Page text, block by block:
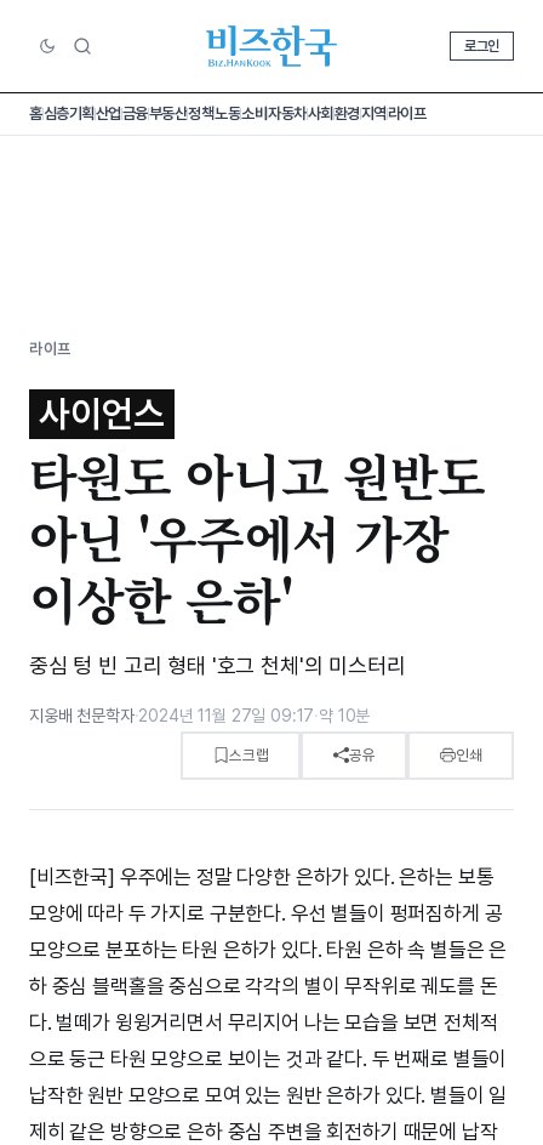
로그인
홈심층기획산업금융부동산정책노동소비 자동차사회환경지역라이프
라이프
사이언스
타원도 아니고 원반도
아닌 '우주에서 가장
이상한 은하'
중심 텅 빈 고리 형태 '호그 천체'의 미스터리
지웅배 천문학자·2024년 11월 27일 09:17·약 10분
스크랩 공유 인쇄
[비즈한국] 우주에는 정말 다양한 은하가 있다. 은하는 보통
모양에 따라 두 가지로 구분한다. 우선 별들이 펑퍼짐하게 공
모양으로 분포하는 타원 은하가 있다. 타원 은하 속 별들은 은
하 중심 블랙홀을 중심으로 각각의 별이 무작위로 궤도를 돈
다. 벌떼가 윙윙거리면서 무리지어 나는 모습을 보면 전체적
으로 둥근 타원 모양으로 보이는 것과 같다. 두 번째로 별들이
납작한 원반 모양으로 모여 있는 원반 은하가 있다. 별들이 일
제히 같은 방향으로 은하 중심 주변을 회전하기 때문에 납작